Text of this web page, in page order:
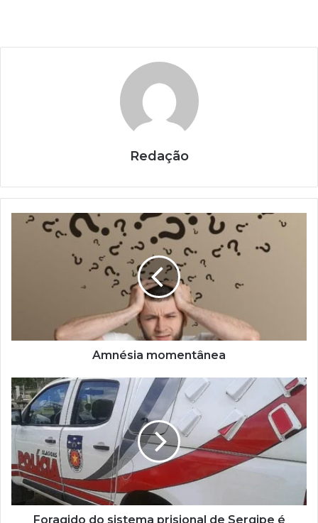
Redação
Amnésia momentânea
Foragido do sistema prisional de Sergipe é